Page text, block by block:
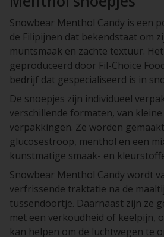
Snowbear Menthol Candy is een
de Filipijnen dat bekendstaat om
muntsmaak en zachte textuur.
geproduceerd door Fil-Choice
bedrijf dat gespecialiseerd is in
De snoepjes zijn individueel
verschillende formaten, van
verpakkingen. Ze worden
glucosestroop, menthol en een
kunstmatige smaak- en
Snowbear Menthol Candy wordt
verfrissende traktatie na de
tussendoortje. Daarnaast zijn ze
met een verkoudheid of keelpijn,
kan helpen om de luchtwegen te